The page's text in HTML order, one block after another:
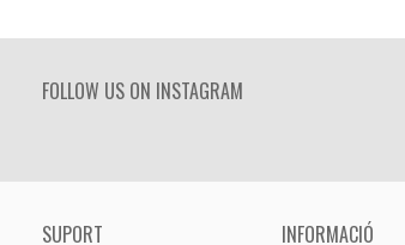
FOLLOW US ON INSTAGRAM
SUPORT INFORMACIÓ